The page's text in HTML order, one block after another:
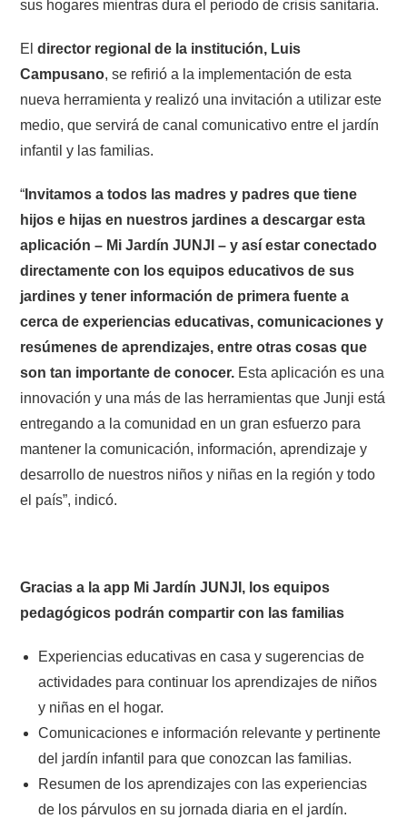
sus hogares mientras dura el periodo de crisis sanitaria.
Eldirector regional de la institución, Luis
Campusano, se refirió a la implementación de esta
nueva herramienta y realizó una invitación a utilizar este
medio, que servirá de canal comunicativo entre el jardín
infantil y las familias.
“ Invitamos a todos las madres y padres que tiene
hijos e hijas en nuestros jardines a descargar esta
aplicación – Mi Jardín JUNJI – y así estar conectado
directamente con los equipos educativos de sus
jardines y tener información de primera fuente a
cerca de experiencias educativas, comunicaciones y
resúmenes de aprendizajes, entre otras cosas que
son tan importante de conocer. Esta aplicación es una
innovación y una más de las herramientas que Junji está
entregando a la comunidad en un gran esfuerzo para
mantener la comunicación, información, aprendizaje y
desarrollo de nuestros niños y niñas en la región y todo
el país”, indicó.
Gracias a la app Mi Jardín JUNJI, los equipos
pedagógicos podrán compartir con las familias
Experiencias educativas en casa y sugerencias de
actividades para continuar los aprendizajes de niños
y niñas en el hogar.
Comunicaciones e información relevante y pertinente
del jardín infantil para que conozcan las familias.
Resumen de los aprendizajes con las experiencias
de los párvulos en su jornada diaria en el jardín.